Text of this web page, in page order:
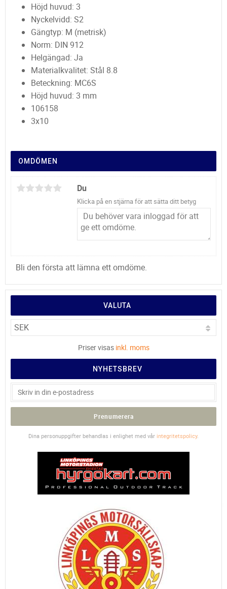
Höjd huvud: 3
Nyckelvidd: S2
Gängtyp: M (metrisk)
Norm: DIN 912
Helgängad: Ja
Materialkvalitet: Stål 8.8
Beteckning: MC6S
Höjd huvud: 3 mm
106158
3x10
OMDÖMEN
Du
Klicka på en stjärna för att sätta ditt betyg
Bli den första att lämna ett omdöme.
VALUTA
Priser visas inkl. moms
NYHETSBREV
Prenumerera
Dina personuppgifter behandlas i enlighet med vår integritetspolicy.